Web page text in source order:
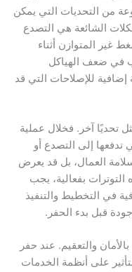
التي يمكن
هي التصدع
أثناء
الهياكل
للإصلاحات التي قد
آخر. فخلال عملية
إلى التصدع أو
بل قد يعرض
بفعالية، يجب
والتنفيذ
بدء الحفر.
والتعقيم. عند حفر
أنظمة الخدمات